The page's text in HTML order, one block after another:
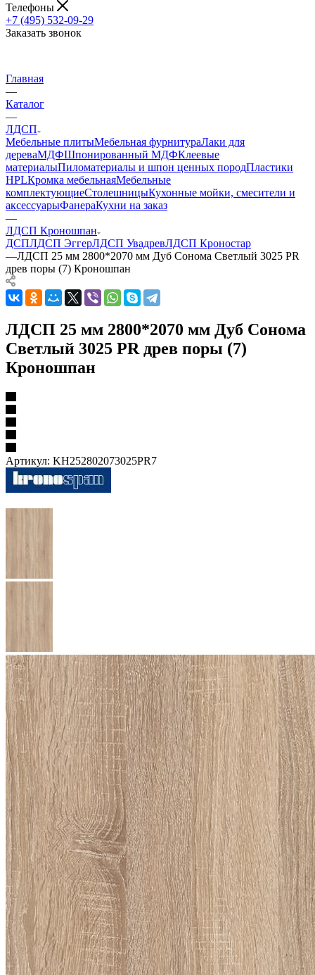
Телефоны
+7 (495) 532-09-29
Заказать звонок
Главная
—
Каталог
—
ЛДСП
Мебельные плитыМебельная фурнитураЛаки для
дереваМДФШпонированный МДФКлеевые
материалыПиломатериалы и шпон ценных породПластики
HPLКромка мебельнаяМебельные
комплектующиеСтолешницыКухонные мойки, смесители и
аксессуарыФанераКухни на заказ
—
ЛДСП Кроношпан
ДСПЛДСП ЭггерЛДСП УвадревЛДСП Кроностар
—ЛДСП 25 мм 2800*2070 мм Дуб Сонома Светлый 3025 PR
древ поры (7) Кроношпан
ЛДСП 25 мм 2800*2070 мм Дуб Сонома
Светлый 3025 PR древ поры (7)
Кроношпан
Артикул: KH252802073025PR7